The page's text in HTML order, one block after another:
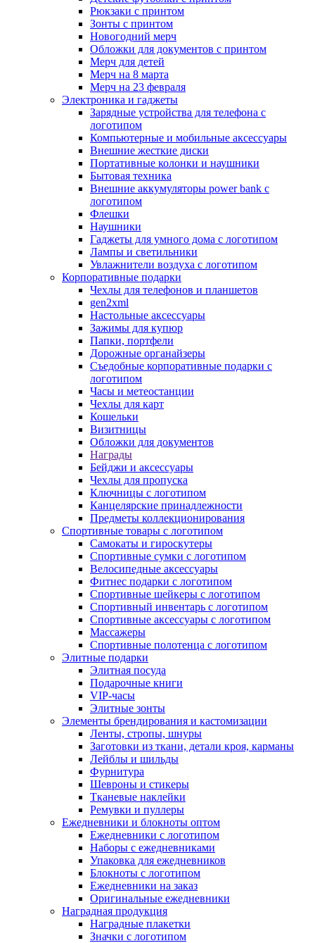
Рюкзаки с принтом
Зонты с принтом
Новогодний мерч
Обложки для документов с принтом
Мерч для детей
Мерч на 8 марта
Мерч на 23 февраля
Электроника и гаджеты
Зарядные устройства для телефона с
логотипом
Компьютерные и мобильные аксессуары
Внешние жесткие диски
Портативные колонки и наушники
Бытовая техника
Внешние аккумуляторы power bank с
логотипом
Флешки
Наушники
Гаджеты для умного дома с логотипом
Лампы и светильники
Увлажнители воздуха с логотипом
Корпоративные подарки
Чехлы для телефонов и планшетов
gen2xml
Настольные аксессуары
Зажимы для купюр
Папки, портфели
Дорожные органайзеры
Съедобные корпоративные подарки с
логотипом
Часы и метеостанции
Чехлы для карт
Кошельки
Визитницы
Обложки для документов
Награды
Бейджи и аксессуары
Чехлы для пропуска
Ключницы с логотипом
Канцелярские принадлежности
Предметы коллекционирования
Спортивные товары с логотипом
Самокаты и гироскутеры
Спортивные сумки с логотипом
Велосипедные аксессуары
Фитнес подарки с логотипом
Спортивные шейкеры с логотипом
Спортивный инвентарь с логотипом
Спортивные аксессуары с логотипом
Массажеры
Спортивные полотенца с логотипом
Элитные подарки
Элитная посуда
Подарочные книги
VIP-часы
Элитные зонты
Элементы брендирования и кастомизации
Ленты, стропы, шнуры
Заготовки из ткани, детали кроя, карманы
Лейблы и шильды
Фурнитура
Шевроны и стикеры
Тканевые наклейки
Ремувки и пуллеры
Ежедневники и блокноты оптом
Ежедневники с логотипом
Наборы с ежедневниками
Упаковка для ежедневников
Блокноты с логотипом
Ежедневники на заказ
Оригинальные ежедневники
Наградная продукция
Наградные плакетки
Значки с логотипом